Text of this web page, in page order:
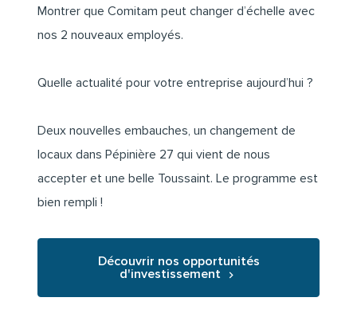
Montrer que Comitam peut changer d’échelle avec
nos 2 nouveaux employés.
Quelle actualité pour votre entreprise aujourd’hui ?
Deux nouvelles embauches, un changement de
locaux dans Pépinière 27 qui vient de nous
accepter et une belle Toussaint. Le programme est
bien rempli !
Découvrir nos opportunités
d'investissement